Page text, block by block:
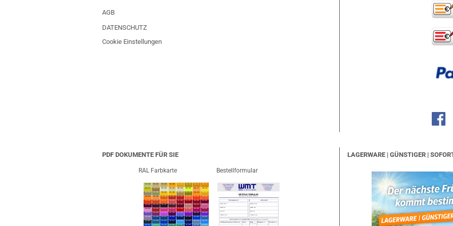
AGB
DATENSCHUTZ
Cookie Einstellungen
PDF DOKUMENTE FÜR SIE
RAL Farbkarte Bestellformular
LAGERWARE | GÜNSTIGER |